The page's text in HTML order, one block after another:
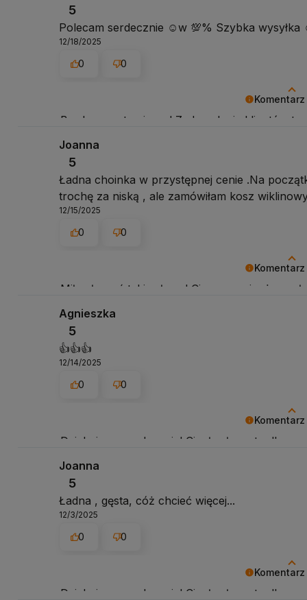
Bardzo nas to cieszy! Zadowolenie klientów
5
Polecam serdecznie ☺️w 💯% Szybka
12/18/2025
0 0
Miło słyszeć takie słowa! Cieszymy się, że
Joanna
5
Ładna choinka w przystępnej cenie .Na
trochę za niską , ale zamówiłam kosz
12/15/2025
0 0
Dziękujemy serdecznie! Ciepłe słowa to dla
Agnieszka
5
👍️👍️👍️
12/14/2025
0 0
Dziękujemy serdecznie! Ciepłe słowa to dla
Joanna
5
Ładna , gęsta, cóż chcieć więcej...
12/3/2025
0 0